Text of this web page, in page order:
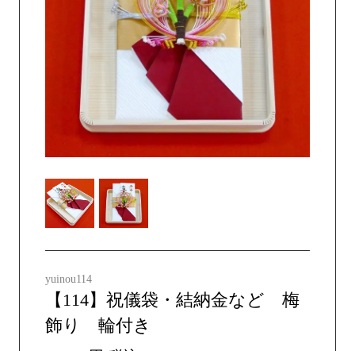
yuinou114
【114】祝儀袋・結納金など 梅
飾り 輪付き